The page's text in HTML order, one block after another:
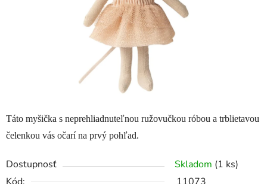
Táto myšička s neprehliadnuteľnou ružovučkou róbou a trblietavou
čelenkou vás očarí na prvý pohľad.
Dostupnosť Skladom (1 ks)